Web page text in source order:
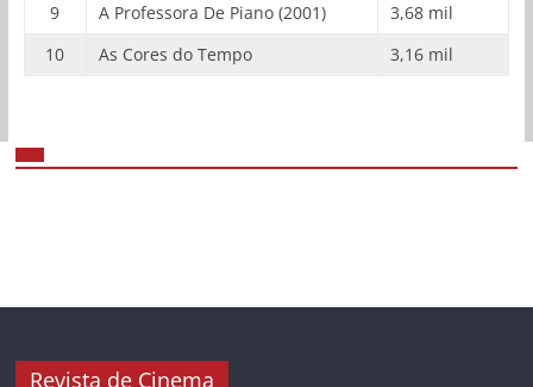
9
A Professora De Piano (2001)
3,68 mil
10
As Cores do Tempo 3,16 mil
Revista de Cinema